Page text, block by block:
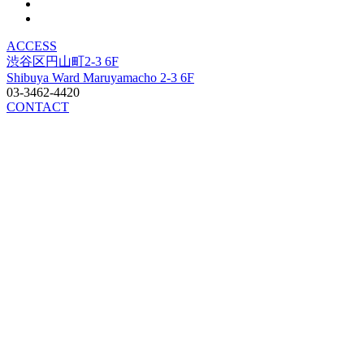
ACCESS
渋谷区円山町2-3 6F
Shibuya Ward Maruyamacho 2-3 6F
03-3462-4420
CONTACT